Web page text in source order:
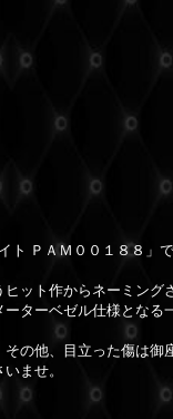
ト ＰＡＭ００１８８」
ット作からネーミング
ターベゼル仕様となる
の他、目立った傷は御
ませ。